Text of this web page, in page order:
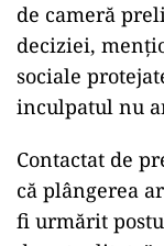
de cameră
deciziei,
sociale
inculpatul nu
Contactat de
că plângerea
fi urmărit